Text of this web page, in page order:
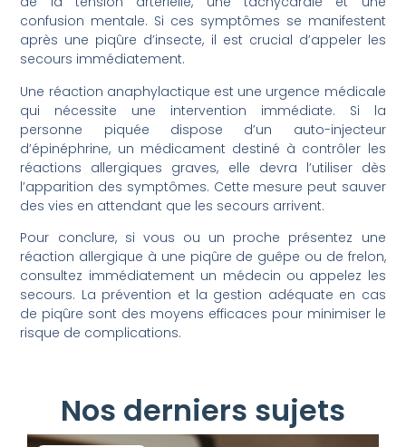
confusion mentale. Si ces symptômes se manifestent
après une piqûre d’insecte, il est crucial d’appeler les
secours immédiatement.
Une réaction anaphylactique est une urgence médicale
qui nécessite une intervention immédiate. Si la
personne piquée dispose d’un auto-injecteur
d’épinéphrine, un médicament destiné à contrôler les
réactions allergiques graves, elle devra l’utiliser dès
l’apparition des symptômes. Cette mesure peut sauver
des vies en attendant que les secours arrivent.
Pour conclure, si vous ou un proche présentez une
réaction allergique à une piqûre de guêpe ou de frelon,
consultez immédiatement un médecin ou appelez les
secours. La prévention et la gestion adéquate en cas
de piqûre sont des moyens efficaces pour minimiser le
risque de complications.
Nos derniers sujets